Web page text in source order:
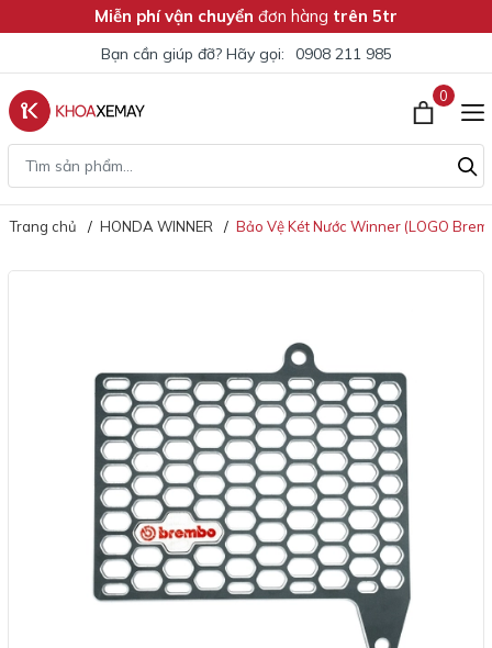
Miễn phí vận chuyển đơn hàng trên 5tr
Bạn cần giúp đỡ? Hãy gọi: 0908 211 985
0
Trang chủ HONDA WINNER Bảo Vệ Két Nước Winner (LOGO